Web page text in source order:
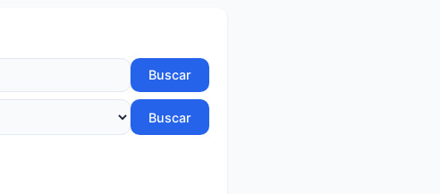
Buscar
Buscar